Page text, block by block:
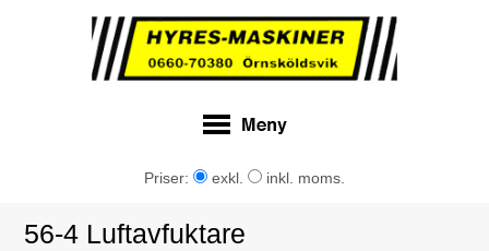
Priser: exkl. inkl. moms.
56-4 Luftavfuktare